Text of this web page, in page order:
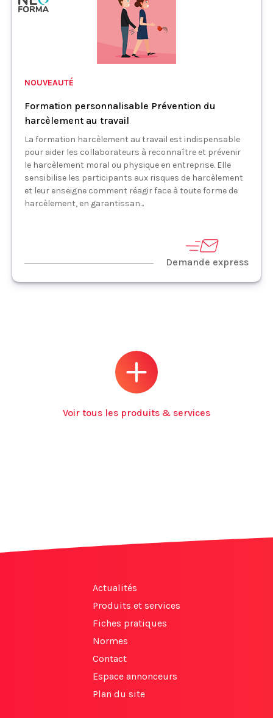
NOUVEAUTÉ
Formation personnalisable Prévention du
harcèlement au travail
La formation harcèlement au travail est indispensable
pour aider les collaborateurs à reconnaître et prévenir
le harcèlement moral ou physique en entreprise. Elle
sensibilise les participants aux risques de harcèlement
et leur enseigne comment réagir face à toute forme de
harcèlement, en garantissan...
Demande express
Voir tous les produits & services
Actualités
Produits et services
Fiches pratiques
Normes
Contact
Espace annonceurs
Plan du site